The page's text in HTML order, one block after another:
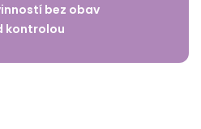
bez obav
kontrolou